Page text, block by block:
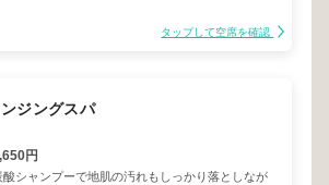
タップして空席を確認
ジングスパ
円
酸シャンプーで地肌の汚れもしっかり落としなが